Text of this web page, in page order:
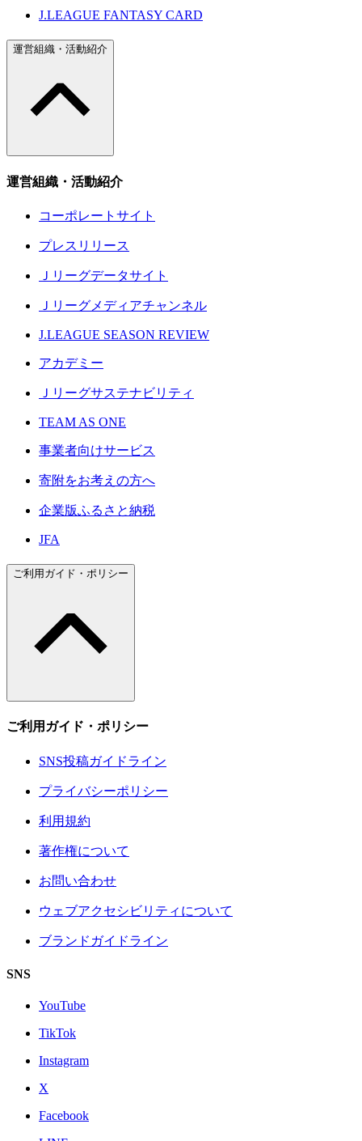
J.LEAGUE FANTASY CARD
運営組織・活動紹介
運営組織・活動紹介
コーポレートサイト
プレスリリース
Ｊリーグデータサイト
Ｊリーグメディアチャンネル
J.LEAGUE SEASON REVIEW
アカデミー
Ｊリーグサステナビリティ
TEAM AS ONE
事業者向けサービス
寄附をお考えの方へ
企業版ふるさと納税
JFA
ご利用ガイド・ポリシー
ご利用ガイド・ポリシー
SNS投稿ガイドライン
プライバシーポリシー
利用規約
著作権について
お問い合わせ
ウェブアクセシビリティについて
ブランドガイドライン
SNS
YouTube
TikTok
Instagram
X
Facebook